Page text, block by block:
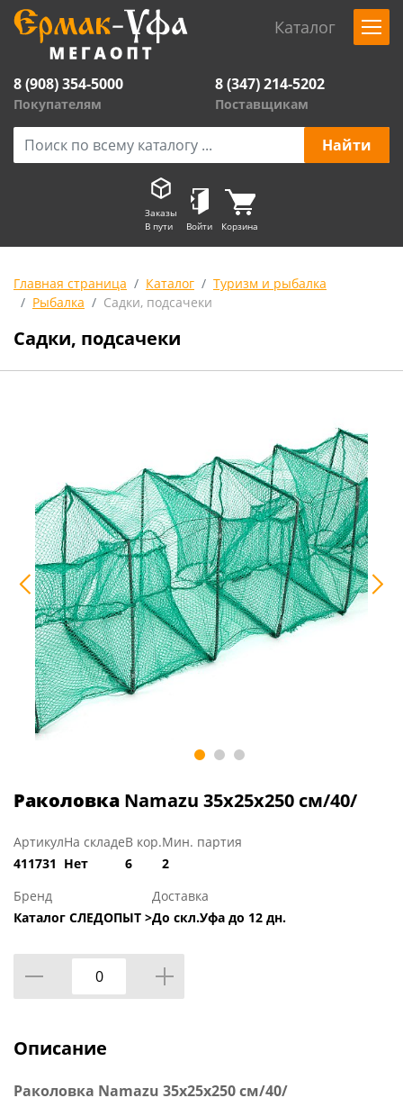
Каталог
8 (908) 354-5000
Покупателям
8 (347) 214-5202
Поставщикам
Заказы
В пути
Войти Корзина
Главная страница Каталог
Туризм и рыбалка
Рыбалка
Садки, подсачеки
Садки, подсачеки
Раколовка Namazu 35х25х250 см/40/
Артикул
411731
На складе
Нет
В кор.
6
Мин. партия
2
Бренд
Каталог СЛЕДОПЫТ >
Доставка
До скл.Уфа до 12 дн.
Описание
Раколовка Namazu 35х25х250 см/40/